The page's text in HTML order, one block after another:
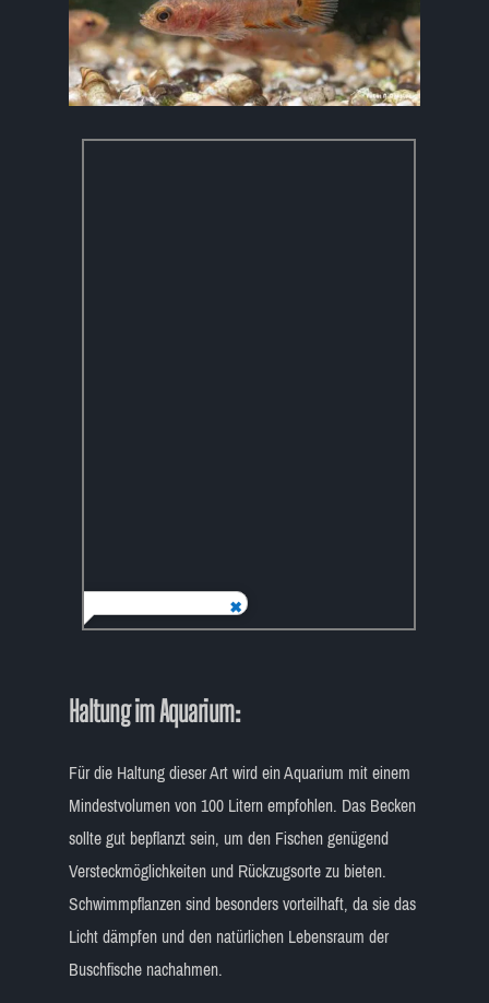
Haltung im Aquarium:
Für die Haltung dieser Art wird ein Aquarium mit einem
Mindestvolumen von 100 Litern empfohlen. Das Becken
sollte gut bepflanzt sein, um den Fischen genügend
Versteckmöglichkeiten und Rückzugsorte zu bieten.
Schwimmpflanzen sind besonders vorteilhaft, da sie das
Licht dämpfen und den natürlichen Lebensraum der
Buschfische nachahmen.